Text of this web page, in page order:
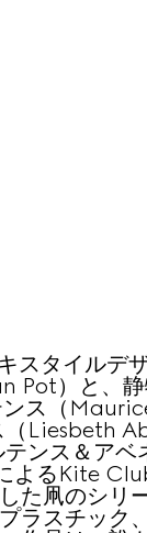
スタイルデ
Pot）と、
ンス（
Liesbeth
テンス＆ア
よるKite
た凧のシリ
ラスチック